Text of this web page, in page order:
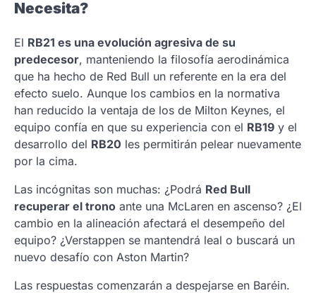
Necesita?
El RB21 es una evolución agresiva de su
predecesor, manteniendo la filosofía aerodinámica
que ha hecho de Red Bull un referente en la era del
efecto suelo. Aunque los cambios en la normativa
han reducido la ventaja de los de Milton Keynes, el
equipo confía en que su experiencia con el RB19 y el
desarrollo del RB20 les permitirán pelear nuevamente
por la cima.
Las incógnitas son muchas: ¿Podrá Red Bull
recuperar el trono ante una McLaren en ascenso? ¿El
cambio en la alineación afectará el desempeño del
equipo? ¿Verstappen se mantendrá leal o buscará un
nuevo desafío con Aston Martin?
Las respuestas comenzarán a despejarse en Baréin.